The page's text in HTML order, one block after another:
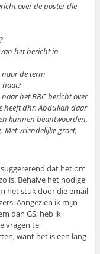
over de poster die
het bericht in
naar de term
haat?
het BBC bericht over
heeft dhr. Abdullah daar
kunnen beantwoorden.
Met vriendelijke groet,
dat het om
is. Behalve het nodige
het stuk door die email
Aangezien ik mijn
dan GS, heb ik
vragen te
want het is een lang